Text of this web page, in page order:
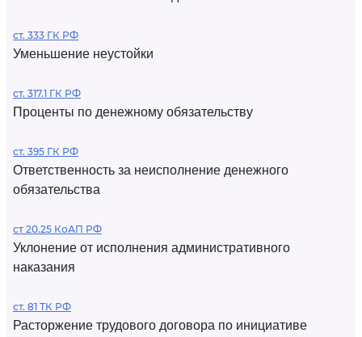
ст. 333 ГК РФ
Уменьшение неустойки
ст. 317.1 ГК РФ
Проценты по денежному обязательству
ст. 395 ГК РФ
Ответственность за неисполнение денежного
обязательства
ст 20.25 КоАП РФ
Уклонение от исполнения административного
наказания
ст. 81 ТК РФ
Расторжение трудового договора по инициативе